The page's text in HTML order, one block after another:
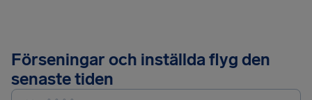
Förseningar och inställda flyg den
senaste tiden